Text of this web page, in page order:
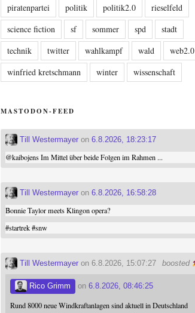
piratenpartei
politik politik2.0
rieselfeld
science fiction
sf sommer spd
stadt
technik
twitter wahlkampf wald
web2.0
winfried kretschmann
winter wissenschaft
MASTODON-FEED
Till Westermayer on6.8.2026, 18:23:17
@kaibojensIm Mittel über beide Folgen im Rahmen ...
Till Westermayer on6.8.2026, 16:58:28
Bonnie Taylor meets Klingon opera?
#startrek #snw
boosted
Till Westermayer on 6.8.2026, 15:07:27
Rico Grimm on6.8.2026, 08:46:25
Rund 8000 neue Windkraftanlagen sind aktuell in Deutschland